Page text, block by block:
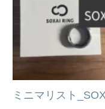
ミニマリスト